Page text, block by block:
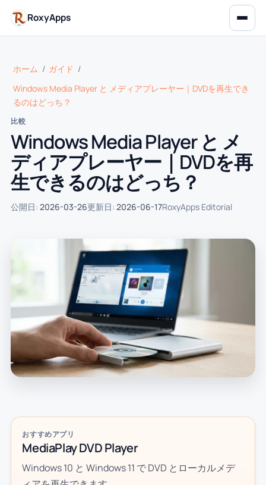
RoxyApps
ホーム / ガイド /
Windows Media Player と メディアプレーヤー｜DVDを再生でき
るのはどっち？
比較
Windows Media Player と メ
ディアプレーヤー｜DVDを再
生できるのはどっち？
公開日: 2026-03-26更新日: 2026-06-17RoxyApps Editorial
おすすめアプリ
MediaPlay DVD Player
Windows 10 と Windows 11 で DVD とローカルメデ